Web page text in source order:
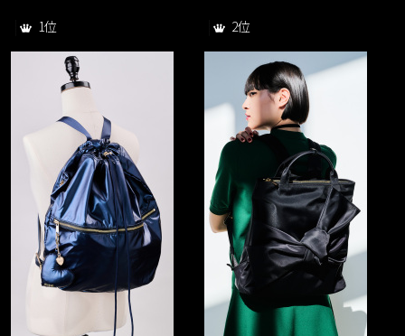
1位 2位